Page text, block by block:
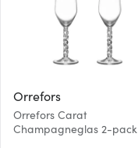
Orrefors
Orrefors Carat
Champagneglas 2-pack